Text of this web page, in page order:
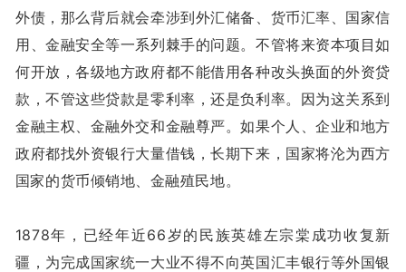
外债，那么背后就会牵涉到外汇储备、货币汇率、国家信
用、金融安全等一系列棘手的问题。不管将来资本项目如
何开放，各级地方政府都不能借用各种改头换面的外资贷
款，不管这些贷款是零利率，还是负利率。因为这关系到
金融主权、金融外交和金融尊严。如果个人、企业和地方
政府都找外资银行大量借钱，长期下来，国家将沦为西方
国家的货币倾销地、金融殖民地。
1878年，已经年近66岁的民族英雄左宗棠成功收复新
疆，为完成国家统一大业不得不向英国汇丰银行等外国银